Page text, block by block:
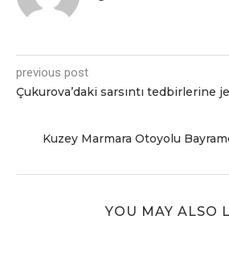
previous post
Çukurova’daki sarsıntı tedbirlerine
Kuzey Marmara Otoyolu
YOU MAY ALSO